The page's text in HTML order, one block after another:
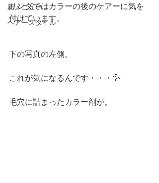
新メニュー
ヘアースタイル
リンダではカラーの後のケアーに気を
付けています。
下の写真の左側。
これが気になるんです・・・💦
毛穴に詰まったカラー剤が。